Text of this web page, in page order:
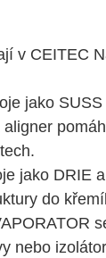
v CEITEC
jako
jako DRIE
do
nebo